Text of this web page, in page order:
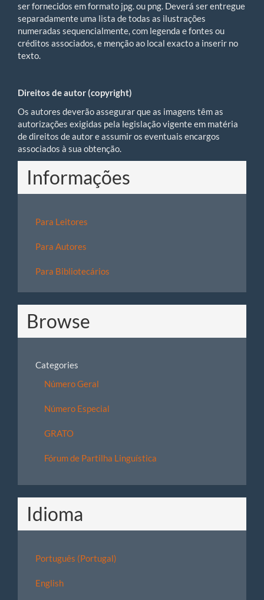
ser fornecidos em formato jpg. ou png. Deverá ser entregue
separadamente uma lista de todas as ilustrações
numeradas sequencialmente, com legenda e fontes ou
créditos associados, e menção ao local exacto a inserir no
texto.
Direitos de autor (copyright)
Os autores deverão assegurar que as imagens têm as
autorizações exigidas pela legislação vigente em matéria
de direitos de autor e assumir os eventuais encargos
associados à sua obtenção.
Informações
Para Leitores
Para Autores
Para Bibliotecários
Browse
Categories
Número Geral
Número Especial
GRATO
Fórum de Partilha Linguística
Idioma
Português (Portugal)
English